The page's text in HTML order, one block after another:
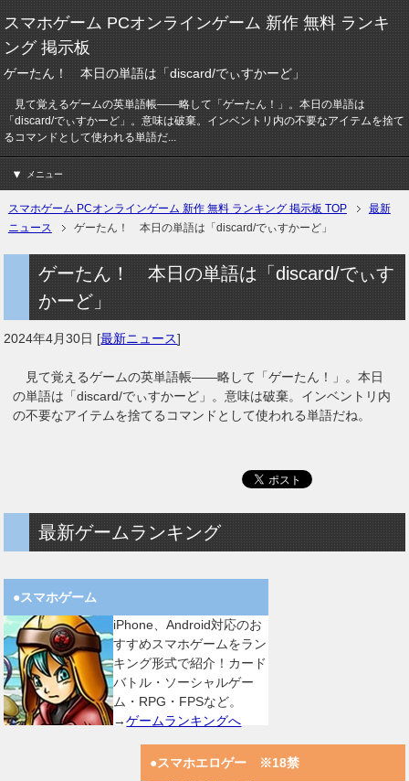
スマホゲーム PCオンラインゲーム 新作 無料 ランキ
ング 掲示板
ゲーたん！ 本日の単語は「discard/でぃすかーど」
見て覚えるゲームの英単語帳――略して「ゲーたん！」。本日の単語は
「discard/でぃすかーど」。意味は破棄。インベントリ内の不要なアイテムを捨て
るコマンドとして使われる単語だ...
メニュー
スマホゲーム PCオンラインゲーム 新作 無料 ランキング 掲示板 TOP
最新
ニュース
ゲーたん！ 本日の単語は「discard/でぃすかーど」
ゲーたん！ 本日の単語は「discard/でぃす
かーど」
2024年4月30日 [最新ニュース]
見て覚えるゲームの英単語帳――略して「ゲーたん！」。本日
の単語は「discard/でぃすかーど」。意味は破棄。インベントリ内
の不要なアイテムを捨てるコマンドとして使われる単語だね。
最新ゲームランキング
●スマホゲーム
iPhone、Android対応のお
すすめスマホゲームをラン
キング形式で紹介！カード
バトル・ソーシャルゲー
ム・RPG・FPSなど。
→ゲームランキングへ
●スマホエロゲー ※18禁